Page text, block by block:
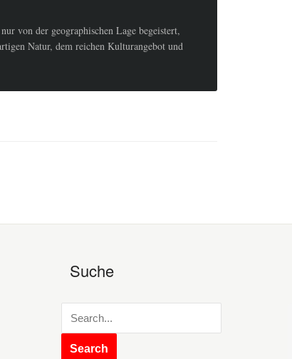
von der geographischen Lage begeistert,
Natur, dem reichen Kulturangebot und
Suche